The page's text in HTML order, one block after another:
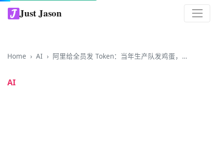
Just Jason
Home AI 阿里给全员发 Token：当年生产队发鸡蛋，现在大厂发算力
AI